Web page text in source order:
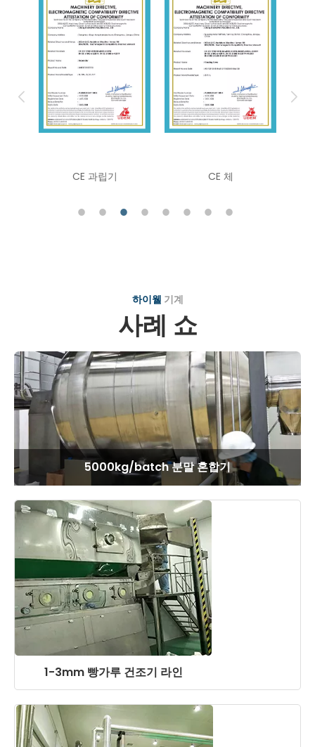
하이웰 기계
사례 쇼
5000kg/batch 분말 혼합기
1-3mm 빵가루 건조기 라인